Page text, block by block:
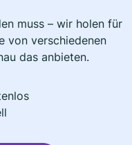
muss – wir holen für
von verschiedenen
das anbieten.